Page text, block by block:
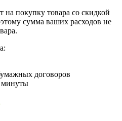
на покупку товара со скидкой
сумма ваших расходов не
договоров
минуты